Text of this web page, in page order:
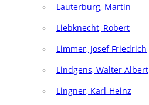
Lauterburg, Martin
Liebknecht, Robert
Limmer, Josef Friedrich
Lindgens, Walter Albert
Lingner, Karl-Heinz